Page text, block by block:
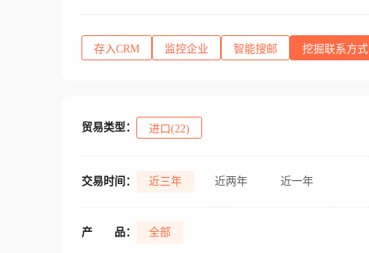
存入CRM 监控企业 智能搜邮 挖掘联系方式
贸易类型： 进口(22)
交易时间： 近三年 近两年 近一年
产 品： 全部